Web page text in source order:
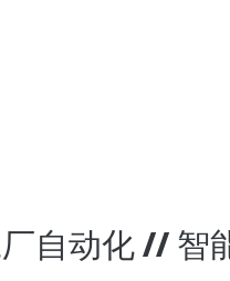
自动化 // 智